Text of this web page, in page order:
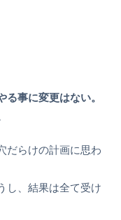
事に変更はない。
だらけの計画に思わ
し、結果は全て受け